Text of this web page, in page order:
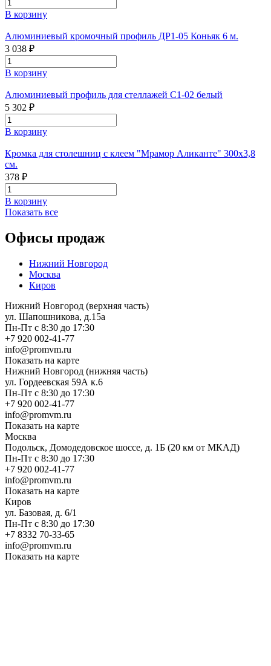
В корзину
Алюминиевый кромочный профиль ДР1-05 Коньяк 6 м.
3 038 ₽
В корзину
Алюминиевый профиль для стеллажей С1-02 белый
5 302 ₽
В корзину
Кромка для столешниц с клеем "Мрамор Аликанте" 300х3,8
см.
378 ₽
В корзину
Показать все
Офисы продаж
Нижний Новгород
Москва
Киров
Нижний Новгород (верхняя часть)
ул. Шапошникова, д.15а
Пн-Пт с 8:30 до 17:30
+7 920 002-41-77
info@promvm.ru
Показать на карте
Нижний Новгород (нижняя часть)
ул. Гордеевская 59А к.6
Пн-Пт с 8:30 до 17:30
+7 920 002-41-77
info@promvm.ru
Показать на карте
Москва
Подольск, Домодедовское шоссе, д. 1Б (20 км от МКАД)
Пн-Пт с 8:30 до 17:30
+7 920 002-41-77
info@promvm.ru
Показать на карте
Киров
ул. Базовая, д. 6/1
Пн-Пт с 8:30 до 17:30
+7 8332 70-33-65
info@promvm.ru
Показать на карте